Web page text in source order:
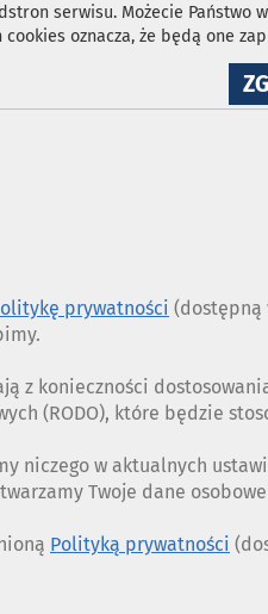
serwisu. Możecie Państwo
oznacza, że będą one
prywatności (dostępną
z konieczności
(RODO), które będzie
niczego w aktualnych
Twoje dane
Polityką prywatności